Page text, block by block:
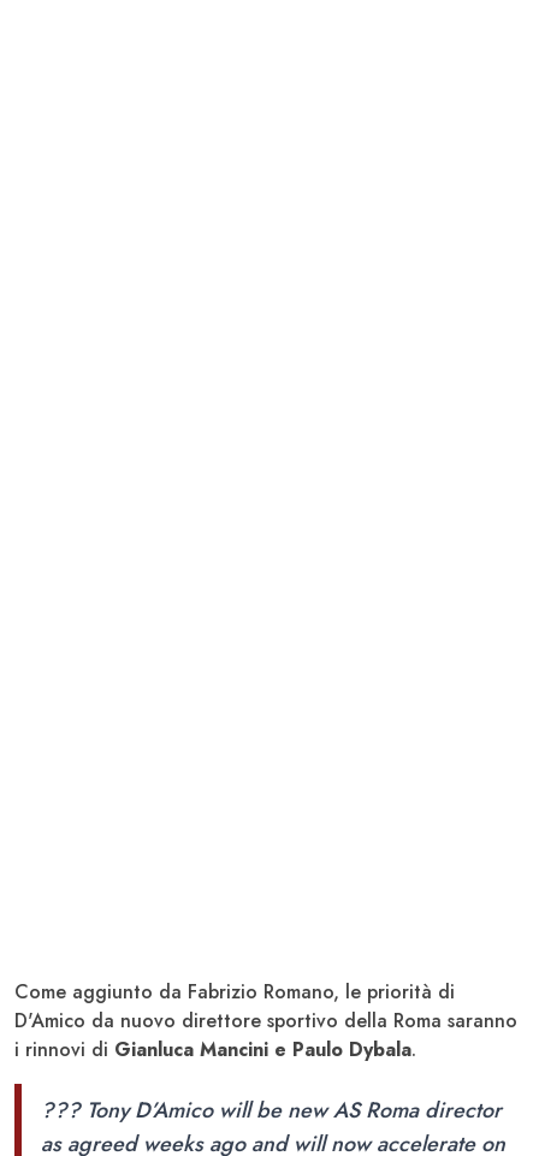
Come aggiunto da Fabrizio Romano, le priorità di
D'Amico da nuovo direttore sportivo della Roma saranno
i rinnovi di Gianluca Mancini e Paulo Dybala.
??? Tony D’Amico will be new AS Roma director
as agreed weeks ago and will now accelerate on